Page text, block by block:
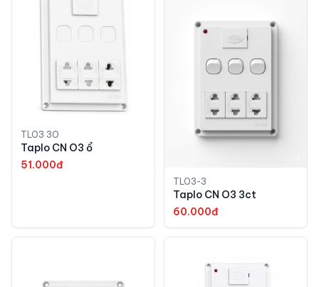
TLO3 3O
Taplo CN O3 ổ
51.000đ
TLO3-3
Taplo CN O3 3ct
60.000đ